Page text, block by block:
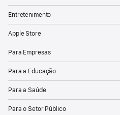
Entretenimento
Apple Store
Para Empresas
Para a Educação
Para a Saúde
Para o Setor Público